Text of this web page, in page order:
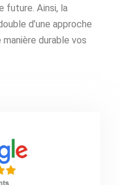
future. Ainsi, la
d’une approche
durable vos